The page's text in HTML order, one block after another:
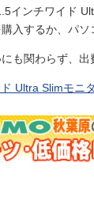
インチワイド
入するか、パソ
も関わらず、
Ultra Slimモニ